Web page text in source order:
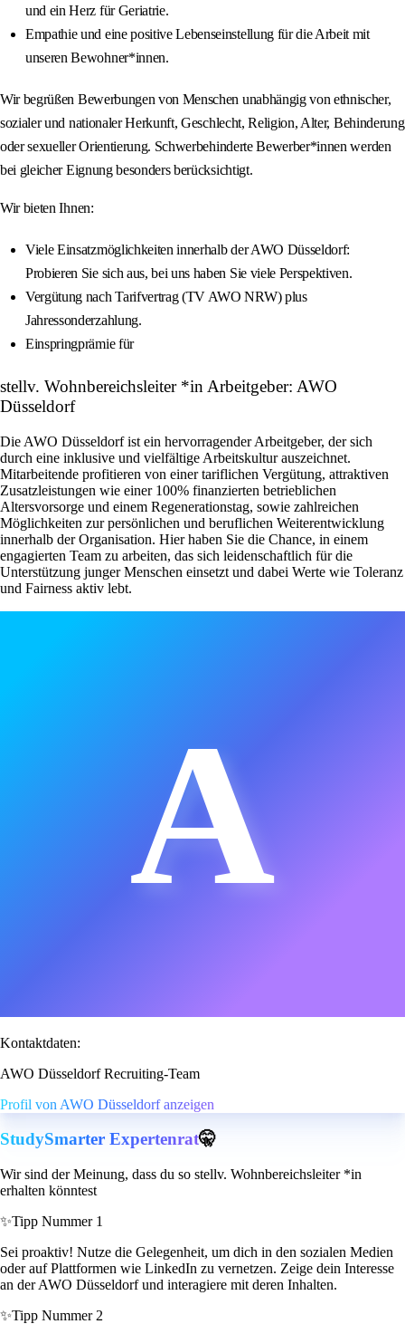
und ein Herz für Geriatrie.
Empathie und eine positive Lebenseinstellung für die Arbeit mit
unseren Bewohner*innen.
Wir begrüßen Bewerbungen von Menschen unabhängig von ethnischer,
sozialer und nationaler Herkunft, Geschlecht, Religion, Alter, Behinderung
oder sexueller Orientierung. Schwerbehinderte Bewerber*innen werden
bei gleicher Eignung besonders berücksichtigt.
Wir bieten Ihnen:
Viele Einsatzmöglichkeiten innerhalb der AWO Düsseldorf:
Probieren Sie sich aus, bei uns haben Sie viele Perspektiven.
Vergütung nach Tarifvertrag (TV AWO NRW) plus
Jahressonderzahlung.
Einspringprämie für
stellv. Wohnbereichsleiter *in Arbeitgeber: AWO
Düsseldorf
Die AWO Düsseldorf ist ein hervorragender Arbeitgeber, der sich
durch eine inklusive und vielfältige Arbeitskultur auszeichnet.
Mitarbeitende profitieren von einer tariflichen Vergütung, attraktiven
Zusatzleistungen wie einer 100% finanzierten betrieblichen
Altersvorsorge und einem Regenerationstag, sowie zahlreichen
Möglichkeiten zur persönlichen und beruflichen Weiterentwicklung
innerhalb der Organisation. Hier haben Sie die Chance, in einem
engagierten Team zu arbeiten, das sich leidenschaftlich für die
Unterstützung junger Menschen einsetzt und dabei Werte wie Toleranz
und Fairness aktiv lebt.
A
Kontaktdaten:
AWO Düsseldorf Recruiting-Team
Profil von AWO Düsseldorf anzeigen
StudySmarter Expertenrat🤫
Wir sind der Meinung, dass du so stellv. Wohnbereichsleiter *in
erhalten könntest
✨Tipp Nummer 1
Sei proaktiv! Nutze die Gelegenheit, um dich in den sozialen Medien
oder auf Plattformen wie LinkedIn zu vernetzen. Zeige dein Interesse
an der AWO Düsseldorf und interagiere mit deren Inhalten.
✨Tipp Nummer 2